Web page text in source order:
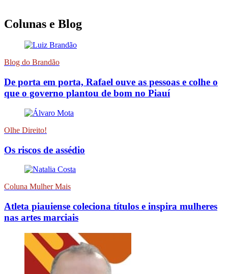
Colunas e Blog
Blog do Brandão
De porta em porta, Rafael ouve as pessoas e colhe o
que o governo plantou de bom no Piauí
Olhe Direito!
Os riscos de assédio
Coluna Mulher Mais
Atleta piauiense coleciona títulos e inspira mulheres
nas artes marciais